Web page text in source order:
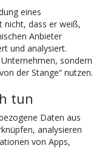
eines
nicht, dass er weiß,
Anbieter
und analysiert.
sondern
der Stange“ nutzen.
tun
Daten aus
analysieren
von Apps,